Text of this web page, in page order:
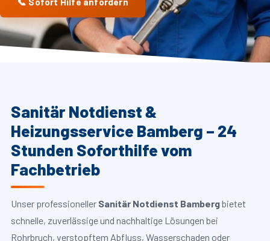
Sanitär Notdienst &
Heizungsservice Bamberg – 24
Stunden Soforthilfe vom
Fachbetrieb
Unser professioneller Sanitär Notdienst Bambergbietet
schnelle, zuverlässige und nachhaltige Lösungen bei
Rohrbruch, verstopftem Abfluss, Wasserschaden oder